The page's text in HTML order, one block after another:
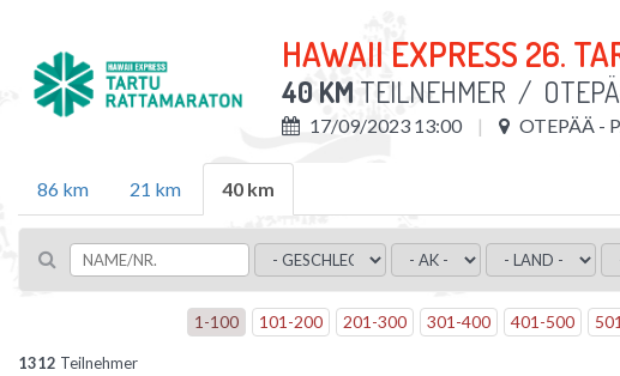
HAWAII EXPRESS 26.
40 KM TEILNEHMER /
17/09/2023 13:00 OTEPÄÄ -
86 km 21 km 40 km
1 -100 101 -200 201 -300 301 -400 401 -500 501
1312 Teilnehmer